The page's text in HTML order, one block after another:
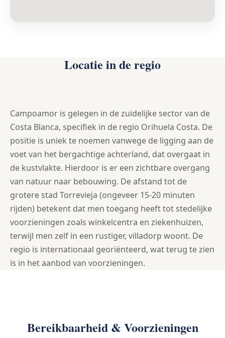
Locatie in de regio
Campoamor is gelegen in de zuidelijke sector van de
Costa Blanca, specifiek in de regio Orihuela Costa. De
positie is uniek te noemen vanwege de ligging aan de
voet van het bergachtige achterland, dat overgaat in
de kustvlakte. Hierdoor is er een zichtbare overgang
van natuur naar bebouwing. De afstand tot de
grotere stad Torrevieja (ongeveer 15-20 minuten
rijden) betekent dat men toegang heeft tot stedelijke
voorzieningen zoals winkelcentra en ziekenhuizen,
terwijl men zelf in een rustiger, villadorp woont. De
regio is internationaal georiënteerd, wat terug te zien
is in het aanbod van voorzieningen.
Bereikbaarheid & Voorzieningen